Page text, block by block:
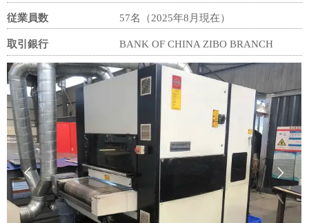
従業員数 57名（2025年8月現在）
取引銀行 BANK OF CHINA ZIBO BRANCH
 